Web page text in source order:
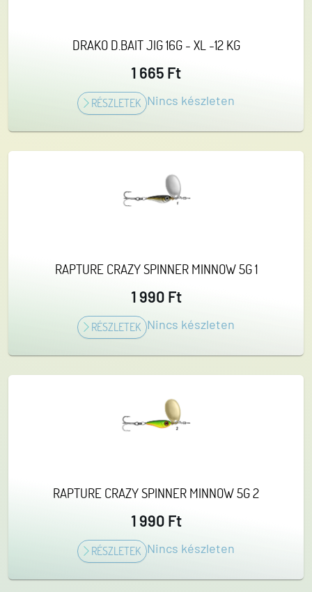
DRAKO D.BAIT JIG 16G - XL -12 KG
1 665 Ft
RÉSZLETEK Nincs készleten
RAPTURE CRAZY SPINNER MINNOW 5G 1
1 990 Ft
RÉSZLETEK Nincs készleten
RAPTURE CRAZY SPINNER MINNOW 5G 2
1 990 Ft
RÉSZLETEK Nincs készleten